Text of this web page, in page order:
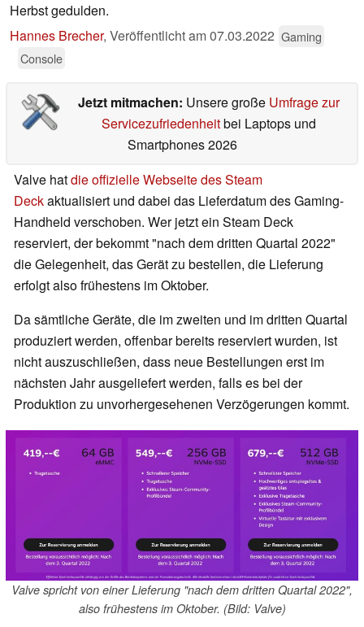
Herbst gedulden.
Hannes Brecher, Veröffentlicht am07.03.2022 Gaming
Console
Jetzt mitmachen: Unsere große Umfrage zur
Servicezufriedenheitbei Laptops und
Smartphones 2026
Valve hatdie offizielle Webseite des Steam
Deckaktualisiert und dabei das Lieferdatum des Gaming-
Handheld verschoben. Wer jetzt ein Steam Deck
reserviert, der bekommt "nach dem dritten Quartal 2022"
die Gelegenheit, das Gerät zu bestellen, die Lieferung
erfolgt also frühestens im Oktober.
Da sämtliche Geräte, die im zweiten und im dritten Quartal
produziert werden, offenbar bereits reserviert wurden, ist
nicht auszuschließen, dass neue Bestellungen erst im
nächsten Jahr ausgeliefert werden, falls es bei der
Produktion zu unvorhergesehenen Verzögerungen kommt.
Valve spricht von einer Lieferung "nach dem dritten Quartal 2022",
also frühestens im Oktober. (Bild: Valve)